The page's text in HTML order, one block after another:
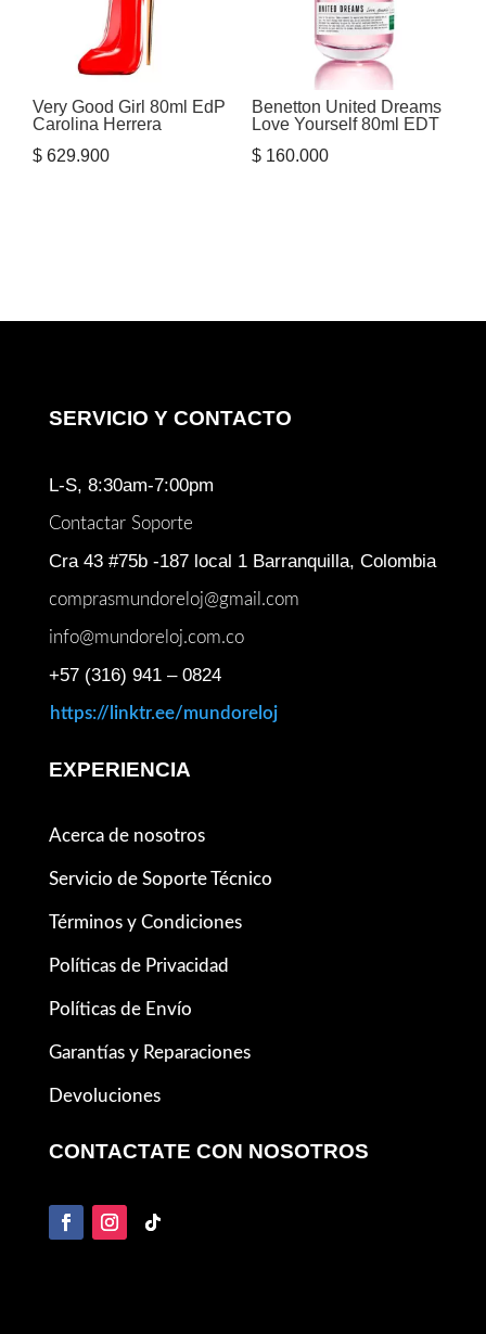
Very Good Girl 80ml EdP
Carolina Herrera
$ 629.900
Benetton United Dreams
Love Yourself 80ml EDT
$160.000
SERVICIO Y CONTACTO
L-S, 8:30am-7:00pm
Contactar Soporte
Cra 43 #75b -187 local 1 Barranquilla, Colombia
comprasmundoreloj@gmail.com
info@mundoreloj.com.co
+57 (316) 941 – 0824
https://linktr.ee/mundoreloj
EXPERIENCIA
Acerca de nosotros
Servicio de Soporte Técnico
Términos y Condiciones
Políticas de Privacidad
Políticas de Envío
Garantías y Reparaciones
Devoluciones
CONTACTATE CON NOSOTROS